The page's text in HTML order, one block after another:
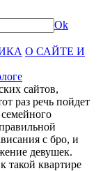
Ok
О САЙТЕ И
сайтов,
раз речь пойдет
с бро, и
девушек.
такой квартире